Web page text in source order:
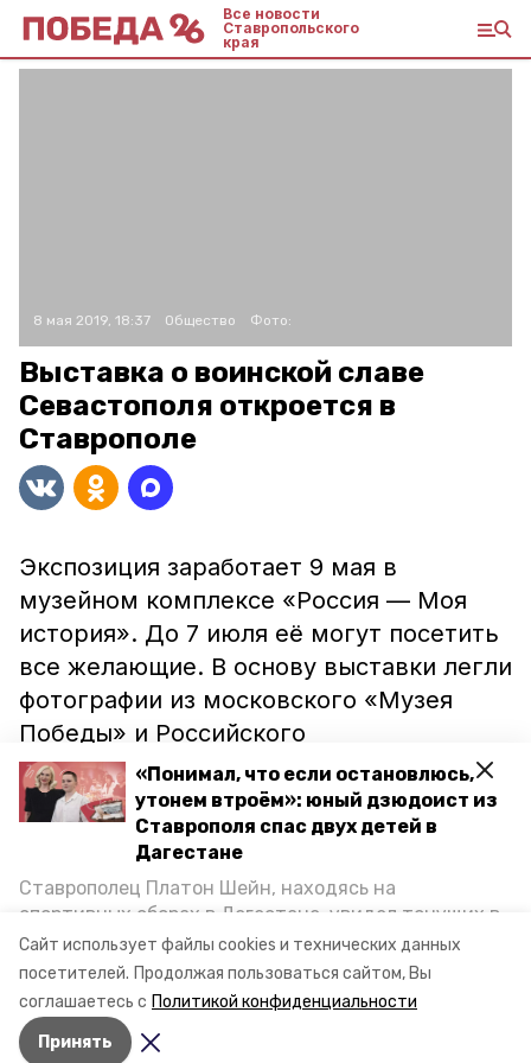
Сайт использует файлы cookies и технических данных
посетителей. Продолжая пользоваться сайтом, Вы
соглашаетесь с Политикой конфиденциальности
Принять
«Понимал, что если остановлюсь,
утонем втроём»: юный дзюдоист из
Ставрополя спас двух детей в
Дагестане
Ставрополец Платон Шейн, находясь на
спортивных сборах в Дегестане, увидел тонущих в
Каспийском море детей и бросился на помощь. По
возвращении домой, отважного мальчика
пригласили в министерство образования края и
наградили. Корреспондент «Победы26» пообщался
с юным героем.
Все новости
Ставропольского
края
8 мая 2019, 18:37 Общество Фото:
Выставка о воинской славе
Севастополя откроется в
Ставрополе
Экспозиция заработает 9 мая в
музейном комплексе «Россия — Моя
история». До 7 июля её могут посетить
все желающие. В основу выставки легли
фотографии из московского «Музея
Победы» и Российского
государственного архива
кинофотодокументов. Материалы
посвящены героической обороне
главной базы Черноморского флота в
Крымской войне, защите Севастополя и
его освобождению в мае 1944 года.